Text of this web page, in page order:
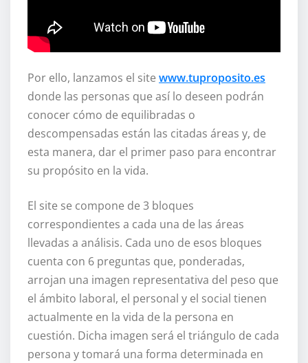
Por ello, lanzamos el site www.tuproposito.es
donde las personas que así lo deseen podrán
conocer cómo de equilibradas o
descompensadas están las citadas áreas y, de
esta manera, dar el primer paso para encontrar
su propósito en la vida.
El site se compone de 3 bloques
correspondientes a cada una de las áreas
llevadas a análisis. Cada uno de esos bloques
cuenta con 6 preguntas que, ponderadas,
arrojan una imagen representativa del peso que
el ámbito laboral, el personal y el social tienen
actualmente en la vida de la persona en
cuestión. Dicha imagen será el triángulo de cada
persona y tomará una forma determinada en